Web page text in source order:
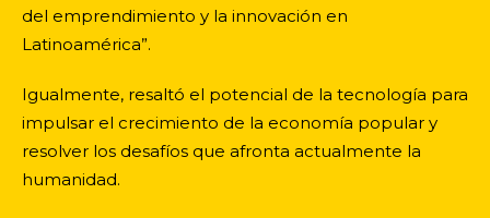
del emprendimiento y la innovación en
Latinoamérica”.
Igualmente, resaltó el potencial de la tecnología para
impulsar el crecimiento de la economía popular y
resolver los desafíos que afronta actualmente la
humanidad.